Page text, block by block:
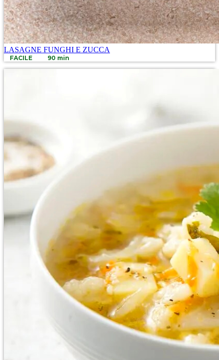
LASAGNE FUNGHI E ZUCCA
FACILE 90 min